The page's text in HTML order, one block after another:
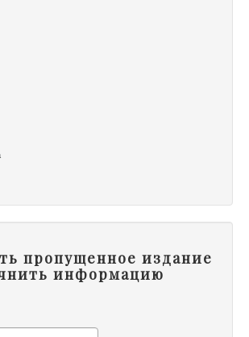
пропущенное издание
информацию